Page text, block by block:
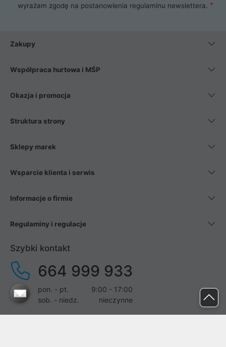
wyrażam zgodę na postanowienia regulaminu newslettera.
Zakupy
Współpraca hurtowa i MŚP
Okazja i promocja
Struktura strony
Sklepy marek
Wsparcie klienta i serwis
Informacje o firmie
Regulaminy i regulacje
Szybki kontakt
664 999 933
pon. - pt.
9:00 - 17:00
sob. - niedz.
nieczynne